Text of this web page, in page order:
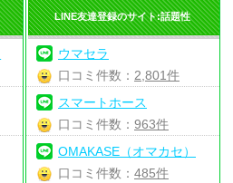
LINE友達登録のサイト:話題性
ウマセラ
口コミ件数： 2,801件
スマートホース
口コミ件数： 963件
OMAKASE（オマカセ）
口コミ件数： 485件